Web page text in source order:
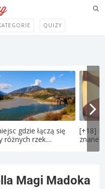
QUIZY
gdzie łączą się
różnych rzek....
[+18]
znane
Magi Madoka